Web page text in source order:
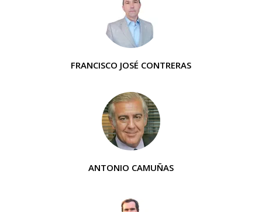
FRANCISCO JOSÉ CONTRERAS
ANTONIO CAMUÑAS